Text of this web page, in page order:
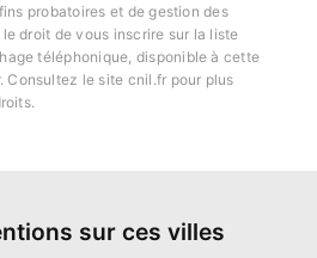
probatoires et de gestion des
droit de vous inscrire sur la liste
téléphonique, disponible à cette
. Consultez le site cnil.fr pour plus
sur ces villes